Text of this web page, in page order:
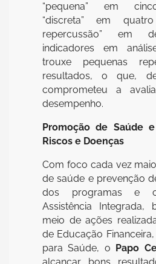
“pequena” em
“discreta” em
repercussão” em
indicadores em
trouxe pequenas
resultados, o que,
comprometeu a
desempenho.
Promoção de Saúde
Riscos e Doenças
Com foco cada vez
de saúde e prevenção
dos programas e
Assistência
meio de ações
de Educação
para Saúde, o Papo